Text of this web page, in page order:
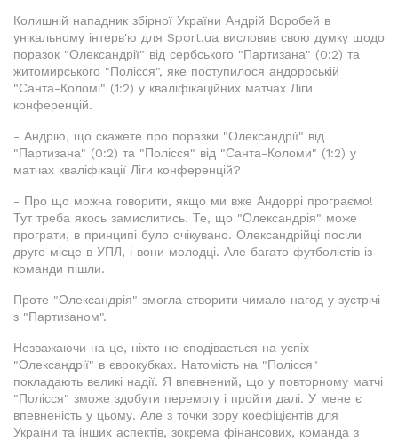
Колишній нападник збірної України Андрій Воробей в
унікальному інтерв'ю для Sport.ua висловив свою думку щодо
поразок "Олександрії" від сербського "Партизана" (0:2) та
житомирського "Полісся", яке поступилося андоррській
"Санта-Коломі" (1:2) у кваліфікаційних матчах Ліги
конференцій.
- Андрію, що скажете про поразки "Олександрії" від
"Партизана" (0:2) та "Полісся" від "Санта-Коломи" (1:2) у
матчах кваліфікації Ліги конференцій?
- Про що можна говорити, якщо ми вже Андоррі програємо!
Тут треба якось замислитись. Те, що "Олександрія" може
програти, в принципі було очікувано. Олександрійці посіли
друге місце в УПЛ, і вони молодці. Але багато футболістів із
команди пішли.
Проте "Олександрія" змогла створити чимало нагод у зустрічі
з "Партизаном".
Незважаючи на це, ніхто не сподівається на успіх
"Олександрії" в єврокубках. Натомість на "Полісся"
покладають великі надії. Я впевнений, що у повторному матчі
"Полісся" зможе здобути перемогу і пройти далі. У мене є
впевненість у цьому. Але з точки зору коефіцієнтів для
України та інших аспектів, зокрема фінансових, команда з